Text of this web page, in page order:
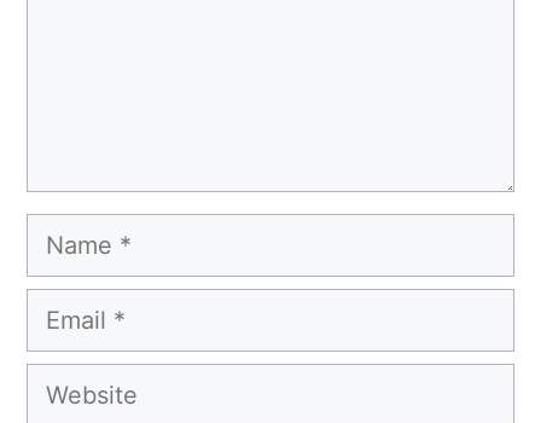
Name
Email
Website